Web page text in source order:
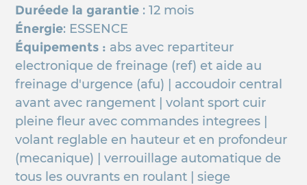
Duréede la garantie : 12 mois
Énergie: ESSENCE
Équipements : abs avec repartiteur
electronique de freinage (ref) et aide au
freinage d'urgence (afu) | accoudoir central
avant avec rangement | volant sport cuir
pleine fleur avec commandes integrees |
volant reglable en hauteur et en profondeur
(mecanique) | verrouillage automatique de
tous les ouvrants en roulant | siege